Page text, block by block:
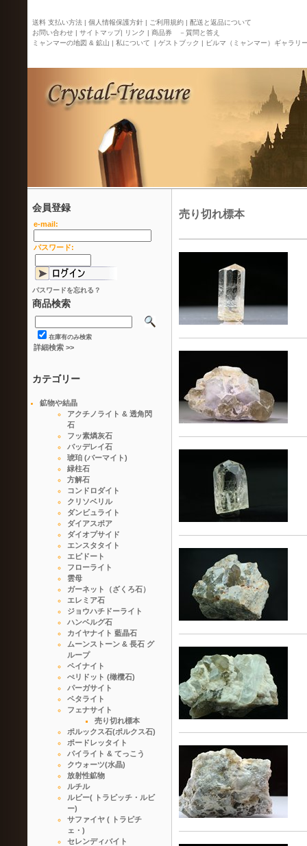
送料 支払い方法 | 個人情報保護方針 | ご利用規約 | 配送と返品について
お問い合わせ | サイトマップ| リンク | 商品券 －質問と答え
ミャンマーの地図 & 鉱山 | 私について | ゲストブック | ビルマ（ミャンマー）ギャラリ
会員登録
e-mail:
パスワード:
パスワードを忘れる？
商品検索
在庫有のみ検索
詳細検索 >>
カテゴリー
鉱物や結晶
アクチノライト & 透角閃
石
フッ素燐灰石
バッデレイ石
琥珀 (バーマイト)
緑柱石
方解石
コンドロダイト
クリソベリル
ダンビュライト
ダイアスポア
ダイオプサイド
エンスタタイト
エピドート
フローライト
雲母
ガーネット（ざくろ石）
エレミア石
ジョウハチドーライト
ハンベルグ石
カイヤナイト 藍晶石
ムーンストーン & 長石 グ
ループ
ペイナイト
ぺリドット (橄欖石)
パーガサイト
ペタライト
フェナサイト
売り切れ標本
ポルックス石(ポルクス石)
ポードレッタイト
パイライト & てっこう
クウォーツ(水晶)
放射性鉱物
ルチル
ルビー( トラピッチ・ルビ
ー)
サファイヤ ( トラピチ
ェ・)
セレンディバイト
売り切れ標本